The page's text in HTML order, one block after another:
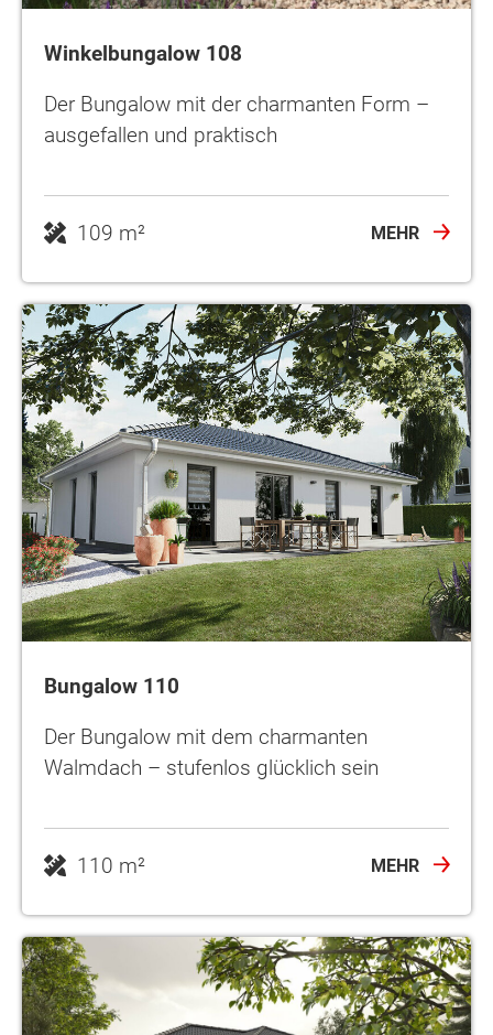
Winkelbungalow 108
Der Bungalow mit der charmanten Form –
ausgefallen und praktisch
109 m² MEHR
Bungalow 110
Der Bungalow mit dem charmanten
Walmdach – stufenlos glücklich sein
110 m² MEHR